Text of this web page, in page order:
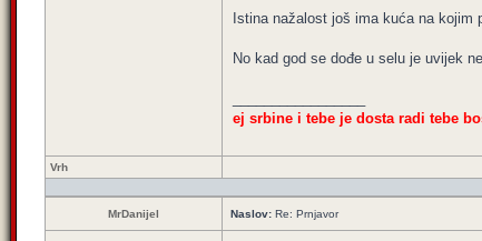
Istina nažalost još ima kuća na kojim
No kad god se dođe u selu je uvijek
ej srbine i tebe je dosta radi tebe
Vrh
MrDanijel Naslov: Re: Prnjavor